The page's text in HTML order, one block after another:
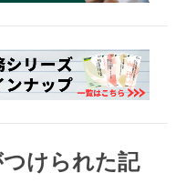
けられた記